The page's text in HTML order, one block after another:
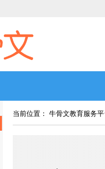
当前位置： 牛骨文教育服务